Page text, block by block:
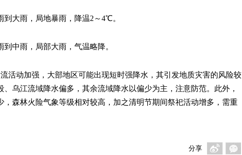
到大雨，局地暴雨，降温2～4℃。
到中雨，局部大雨，气温略降。
活动加强，大部地区可能出现短时强降水，其引发地质灾害的风险较
、乌江流域降水偏多，其余流域降水以偏少为主，注意防范。此外，
，森林火险气象等级相对较高，加之清明节期间祭祀活动增多，需重
分享